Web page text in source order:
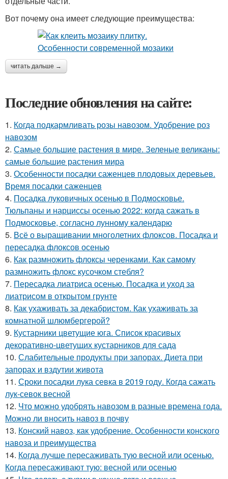
Вот почему она имеет следующие преимущества:
читать дальше →
Последние обновления на сайте:
1. Когда подкармливать розы навозом. Удобрение роз
навозом
2. Самые большие растения в мире. Зеленые великаны:
самые большие растения мира
3. Особенности посадки саженцев плодовых деревьев.
Время посадки саженцев
4. Посадка луковичных осенью в Подмосковье.
Тюльпаны и нарциссы осенью 2022: когда сажать в
Подмосковье, согласно лунному календарю
5. Всё о выращивании многолетних флоксов. Посадка и
пересадка флоксов осенью
6. Как размножить флоксы черенками. Как самому
размножить флокс кусочком стебля?
7. Пересадка лиатриса осенью. Посадка и уход за
лиатрисом в открытом грунте
8. Как ухаживать за декабристом. Как ухаживать за
комнатной шлюмбергерой?
9. Кустарники цветущие юга. Список красивых
декоративно-цветущих кустарников для сада
10. Слабительные продукты при запорах. Диета при
запорах и вздутии живота
11. Сроки посадки лука севка в 2019 году. Когда сажать
лук-севок весной
12. Что можно удобрять навозом в разные времена года.
Можно ли вносить навоз в почву
13. Конский навоз, как удобрение. Особенности конского
навоза и преимущества
14. Когда лучше пересаживать тую весной или осенью.
Когда пересаживают тую: весной или осенью